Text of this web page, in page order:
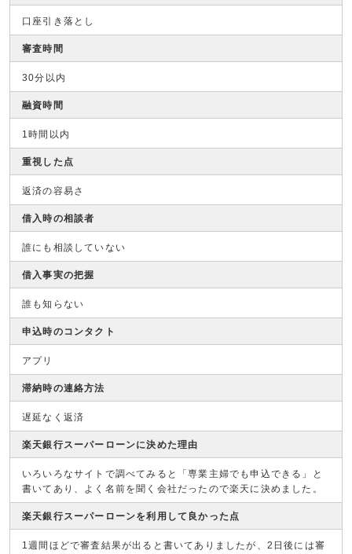
口座引き落とし
審査時間
30分以内
融資時間
1時間以内
重視した点
返済の容易さ
借入時の相談者
誰にも相談していない
借入事実の把握
誰も知らない
申込時のコンタクト
アプリ
滞納時の連絡方法
遅延なく返済
楽天銀行スーパーローンに決めた理由
いろいろなサイトで調べてみると「専業主婦でも申込できる」と
書いてあり、よく名前を聞く会社だったので楽天に決めました。
楽天銀行スーパーローンを利用して良かった点
1週間ほどで審査結果が出ると書いてありましたが、2日後には審